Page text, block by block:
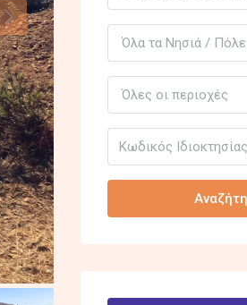
Όλα τα Νησιά /
Όλες οι περιοχές